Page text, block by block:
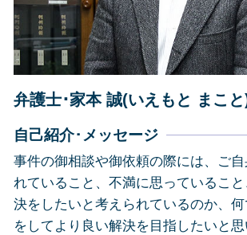
相続 島田市
債務整理 藤枝市
相続 藤枝市
交通事故 焼津市
弁護士･家本 誠(いえもと まこと
自己紹介･メッセージ
事件の御相談や御依頼の際には、ご自
れていること、不満に思っているこ
決をしたいと考えられているのか、
をしてより良い解決を目指したいと